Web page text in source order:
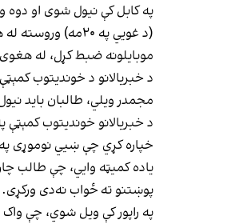
په کابل کې نیول شوی او
(د غویي په
موبایلونه ضبط کړل، له
د خبریالانو د خوندیتوب
مجمدر ویلي، طالبان باید
د خبریالانو خوندیتوب
خپاره کړي چې ښيي نوموړی
یاده کمیټه وايي، چې طالب
پوښتنو ته ځواب نه‌دی ورکړی.
په راپور کې ويل شوي، چې